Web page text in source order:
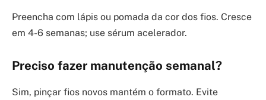
Preencha com lápis ou pomada da cor dos fios. Cresce
em 4-6 semanas; use sérum acelerador.
Preciso fazer manutenção semanal?
Sim, pinçar fios novos mantém o formato. Evite